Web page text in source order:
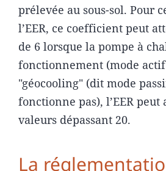
prélevée au sous-sol. Pour
l’EER, ce coefficient peut
de 6 lorsque la pompe à
fonctionnement (mode
"géocooling" (dit mode
fonctionne pas), l’EER
valeurs dépassant 20.
La